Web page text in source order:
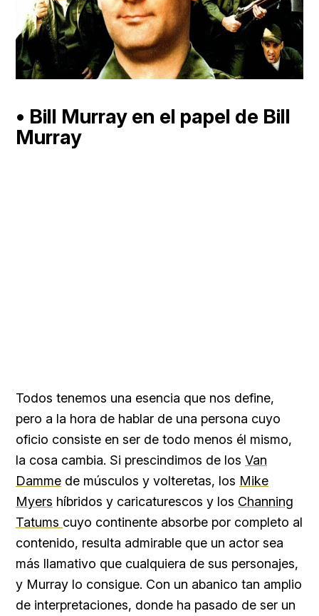
• Bill Murray en el papel de Bill
Murray
Todos tenemos una esencia que nos define,
pero a la hora de hablar de una persona cuyo
oficio consiste en ser de todo menos él mismo,
la cosa cambia. Si prescindimos de los Van
Damme de músculos y volteretas, los Mike
Myers híbridos y caricaturescos y los Channing
Tatums cuyo continente absorbe por completo al
contenido, resulta admirable que un actor sea
más llamativo que cualquiera de sus personajes,
y Murray lo consigue. Con un abanico tan amplio
de interpretaciones, donde ha pasado de ser un